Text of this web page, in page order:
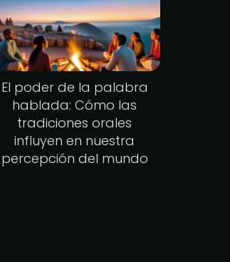
El poder de la palabra
hablada: Cómo las
tradiciones orales
influyen en nuestra
percepción del mundo